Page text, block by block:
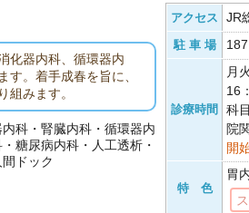
化器内科、循環器内
す。着手成春を旨に、
組みます。
科・腎臓内科・循環器内
糖尿病内科・人工透析・
間ドック
アクセス JR
駐 車 場
診療時間
月
16
科
院
開
特 色
胃